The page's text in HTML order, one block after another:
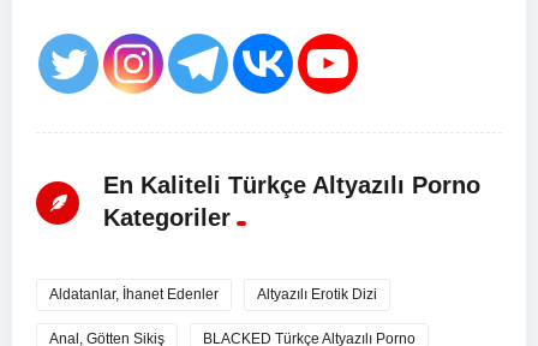
En Kaliteli Türkçe Altyazılı Porno
Kategoriler
Aldatanlar, İhanet Edenler Altyazılı Erotik Dizi
Anal, Götten Sikiş BLACKED Türkçe Altyazılı Porno